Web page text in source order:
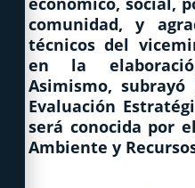
comunidad, y
técnicos del
en la
Asimismo,
Evaluación
será conocida por
Ambiente y